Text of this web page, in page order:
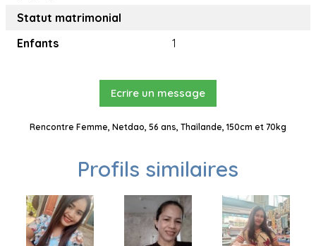
Statut matrimonial
Enfants
1
Ecrire un message
Rencontre Femme, Netdao, 56 ans, Thaïlande, 150cm et 70kg
Profils similaires